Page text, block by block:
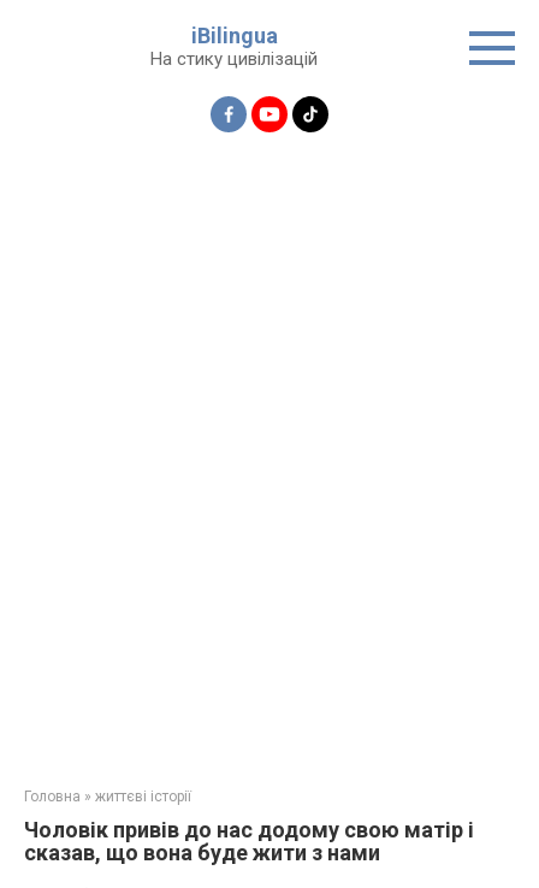
iBilingua
На стику цивілізацій
Головна » життєві історії
Чоловік привів до нас додому свою матір і
сказав, що вона буде жити з нами